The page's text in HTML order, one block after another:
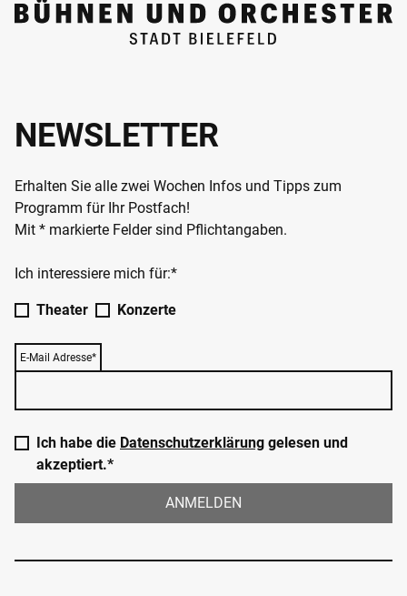
NEWSLETTER
Erhalten Sie alle zwei Wochen Infos und Tipps zum
Programm für Ihr Postfach!
Mit * markierte Felder sind Pflichtangaben.
Ich interessiere mich für:*
Theater Konzerte
E-Mail Adresse*
Ich habe die Datenschutzerklärung gelesen und
akzeptiert.*
ANMELDEN